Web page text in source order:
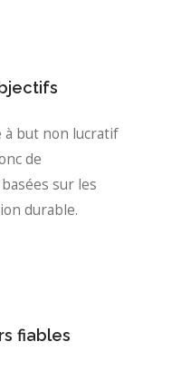
à but non lucratif
de
basées sur les
durable.
fiables